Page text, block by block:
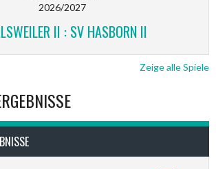
2026/2027
II : SV HASBORN II
Zeige alle Spiele